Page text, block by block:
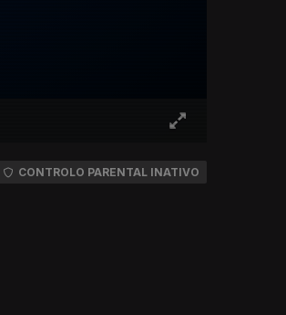
CONTROLO PARENTAL INATIVO